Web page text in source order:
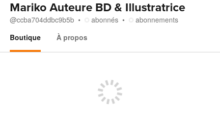
Mariko Auteure BD & Illustratrice
@ccba704ddbc9b5b abonnés
abonnements
Boutique
À propos